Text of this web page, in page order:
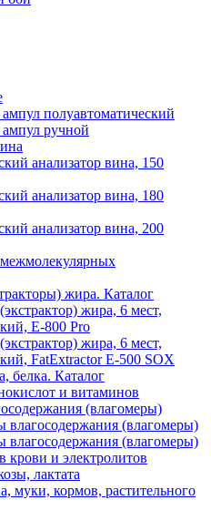
ампул полуавтоматический
ампул ручной
анализатор вина, 150
анализатор вина, 180
анализатор вина, 200
жира. Каталог
жира, 6 мест,
E-800 Pro
жира, 6 мест,
FatExtractor E-500 SOX
белка. Каталог
и витаминов
(влагомеры)
влагосодержания (влагомеры)
влагосодержания (влагомеры)
крови и электролитов
лактата
муки, кормов, растительного